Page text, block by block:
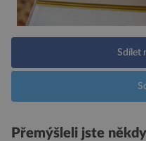
Sdílet
Přemýšleli jste